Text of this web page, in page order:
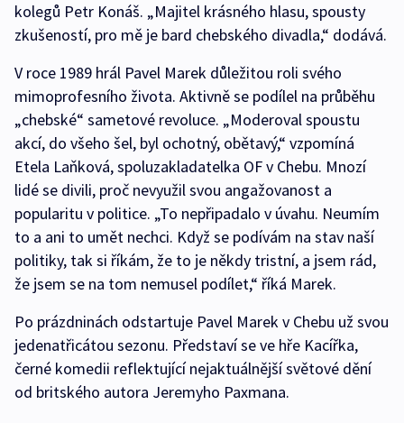
kolegů Petr Konáš. „Majitel krásného hlasu, spousty
zkušeností, pro mě je bard chebského divadla,“ dodává.
V roce 1989 hrál Pavel Marek důležitou roli svého
mimoprofesního života. Aktivně se podílel na průběhu
„chebské“ sametové revoluce. „Moderoval spoustu
akcí, do všeho šel, byl ochotný, obětavý,“ vzpomíná
Etela Laňková, spoluzakladatelka OF v Chebu. Mnozí
lidé se divili, proč nevyužil svou angažovanost a
popularitu v politice. „To nepřipadalo v úvahu. Neumím
to a ani to umět nechci. Když se podívám na stav naší
politiky, tak si říkám, že to je někdy tristní, a jsem rád,
že jsem se na tom nemusel podílet,“ říká Marek.
Po prázdninách odstartuje Pavel Marek v Chebu už svou
jedenatřicátou sezonu. Představí se ve hře Kacířka,
černé komedii reflektující nejaktuálnější světové dění
od britského autora Jeremyho Paxmana.